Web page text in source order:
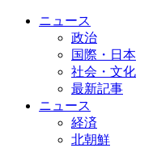
ニュース
政治
国際・日本
社会・文化
最新記事
ニュース
経済
北朝鮮